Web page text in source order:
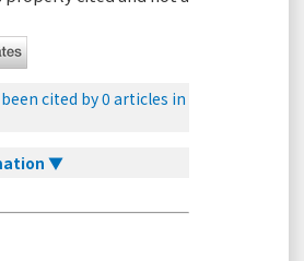
cited by 0 articles in
▼